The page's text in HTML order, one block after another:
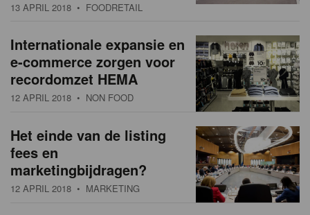
c
h
13 APRIL 2018 • FOODRETAIL
Internationale expansie en
e-commerce zorgen voor
recordomzet HEMA
12 APRIL 2018 • NON FOOD
Het einde van de listing
fees en
marketingbijdragen?
12 APRIL 2018 • MARKETING